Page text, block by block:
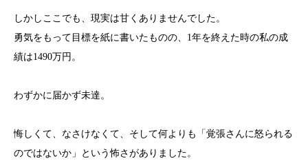
しかしここでも、現実は甘くありませんでした。
勇気をもって目標を紙に書いたものの、1年を終えた時の私の成
績は1490万円。
わずかに届かず未達。
悔しくて、なさけなくて、そして何よりも「覚張さんに怒られる
のではないか」という怖さがありました。